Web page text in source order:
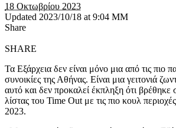
18 Οκτωβρίου 2023
Updated 2023/10/18 at 9:04 ΜΜ
Share
SHARE
Τα Εξάρχεια δεν είναι μόνο μια από τις πιο
συνοικίες της Αθήνας. Είναι μια γειτονιά
αυτό και δεν προκαλεί έκπληξη ότι βρέθηκε
λίστας του Time Out με τις πιο κουλ
2023.